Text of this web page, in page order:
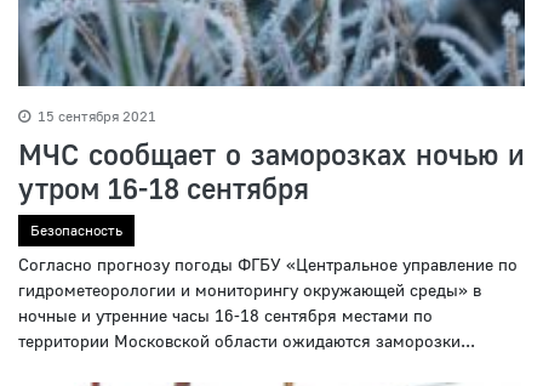
15 сентября 2021
МЧС сообщает о заморозках ночью и
утром 16-18 сентября
Безопасность
Согласно прогнозу погоды ФГБУ «Центральное управление по
гидрометеорологии и мониторингу окружающей среды» в
ночные и утренние часы 16-18 сентября местами по
территории Московской области ожидаются заморозки...